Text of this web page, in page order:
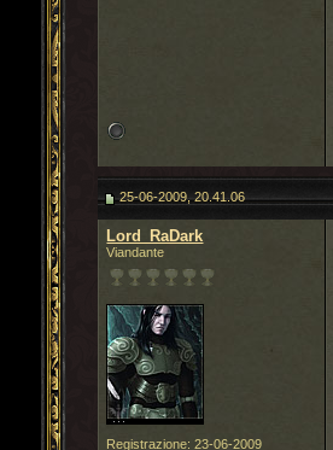
25-06-2009, 20.41.06
Lord_RaDark
Viandante
Registrazione: 23-06-2009